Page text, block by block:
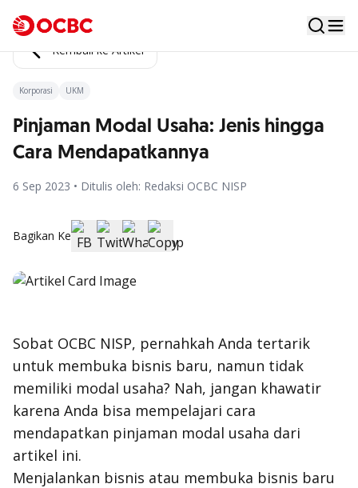
Kembali ke Artikel
Korporasi UKM
Pinjaman Modal Usaha: Jenis hingga
Cara Mendapatkannya
6 Sep 2023 • Ditulis oleh: Redaksi OCBC NISP
Bagikan Ke
Sobat OCBC NISP, pernahkah Anda tertarik
untuk membuka bisnis baru, namun tidak
memiliki modal usaha? Nah, jangan khawatir
karena Anda bisa mempelajari cara
mendapatkan pinjaman modal usaha dari
artikel ini.
Menjalankan bisnis atau membuka bisnis baru